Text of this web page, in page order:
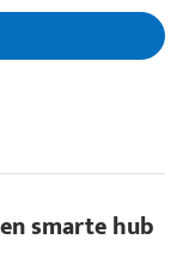
smarte hub